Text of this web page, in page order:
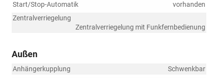
Start/Stop-Automatik
vorhanden
Zentralverriegelung
Zentralverriegelung mit Funkfernbedienung
Außen
Anhängerkupplung
Schwenkbar